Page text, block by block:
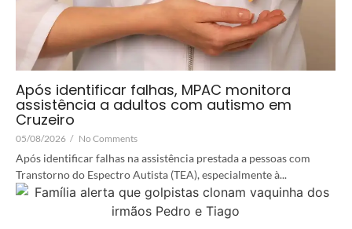
Após identificar falhas, MPAC monitora
assistência a adultos com autismo em
Cruzeiro
05/08/2026 / No Comments
Após identificar falhas na assistência prestada a pessoas com
Transtorno do Espectro Autista (TEA), especialmente à...